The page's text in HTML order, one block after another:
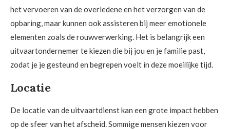
het vervoeren van de overledene en het verzorgen van de
opbaring, maar kunnen ook assisteren bij meer emotionele
elementen zoals de rouwverwerking. Het is belangrijk een
uitvaartondernemer te kiezen die bij jou en je familie past,
zodat je je gesteund en begrepen voelt in deze moeilijke tijd.
Locatie
De locatie van de uitvaartdienst kan een grote impact hebben
op de sfeer van het afscheid. Sommige mensen kiezen voor